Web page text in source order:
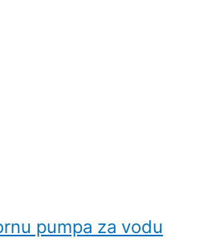
pumpa za vodu